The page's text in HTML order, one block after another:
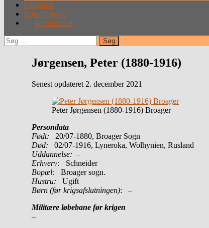
Leksikon
Lokalhistorie
Introduction
Søg
efter:
Jørgensen, Peter (1880-1916)
Senest opdateret 2. december 2021
Peter Jørgensen (1880-1916) Broager
Persondata
Født: 20/07-1880, Broager Sogn
Død: 02/07-1916, Lyneroka, Wolhynien, Rusland
Uddannelse: –
Erhverv: Schneider
Bopæl: Broager sogn.
Hustru: Ugift
Børn (før krigsafslutningen): –
Militære løbebane før krigen
–